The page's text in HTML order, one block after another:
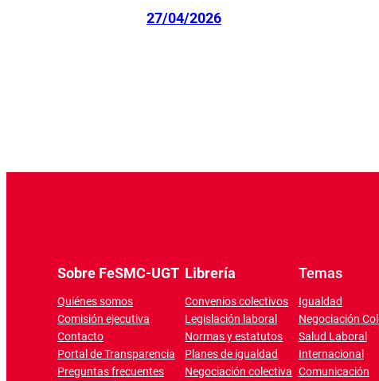
27/04/2026
Sobre FeSMC-UGT
Quiénes somos
Comisión ejecutiva
Contacto
Portal de Transparencia
Preguntas frecuentes
Librería
Convenios colectivos
Legislación laboral
Normas y estatutos
Planes de igualdad
Negociación colectiva
Temas
Igualdad
Negociación
Salud Laboral
Internacional
Comunicación